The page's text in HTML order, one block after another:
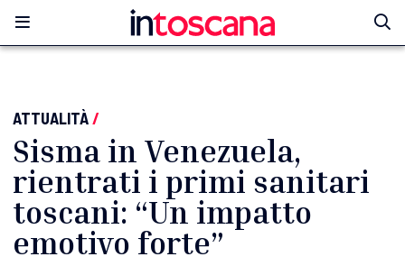
ATTUALITÀ/
Sisma in Venezuela,
rientrati i primi sanitari
toscani: “Un impatto
emotivo forte”